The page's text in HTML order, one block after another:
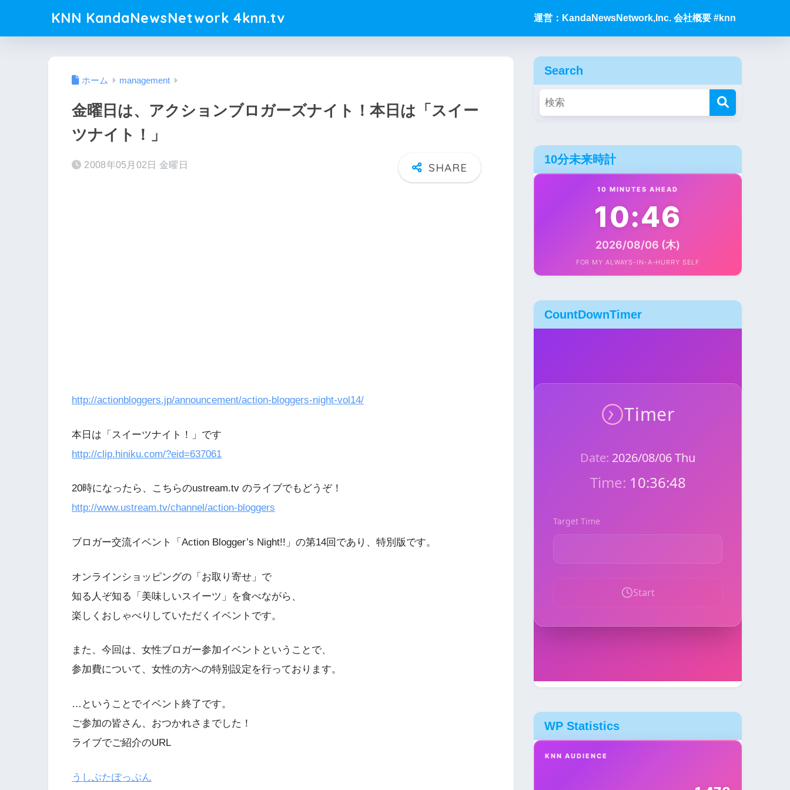
KNN KandaNewsNetwork 4knn.tv 運営：KandaNewsNetwork,Inc. 会社概要 #knn
ホーム management
金曜日は、アクションブロガーズナイト！本日は「スイー
ツナイト！」
2008年05月02日 金曜日
http://actionbloggers.jp/announcement/action-bloggers-night-vol14/
本日は「スイーツナイト！」です
http://clip.hiniku.com/?eid=637061
20時になったら、こちらのustream.tv のライブでもどうぞ！
http://www.ustream.tv/channel/action-bloggers
ブロガー交流イベント「Action Blogger’s Night!!」の第14回であり、特別版です。
オンラインショッピングの「お取り寄せ」で
知る人ぞ知る「美味しいスイーツ」を食べながら、
楽しくおしゃべりしていただくイベントです。
また、今回は、女性ブロガー参加イベントということで、
参加費について、女性の方への特別設定を行っております。
…ということでイベント終了です。
ご参加の皆さん、おつかれさまでした！
ライブでご紹介のURL
うしぶたぽっぷん
Search
10分未来時計
10 MINUTES AHEAD
10:46
2026/08/06 (木)
FOR MY ALWAYS-IN-A-HURRY SELF
CountDownTimer
WP Statistics
KNN AUDIENCE